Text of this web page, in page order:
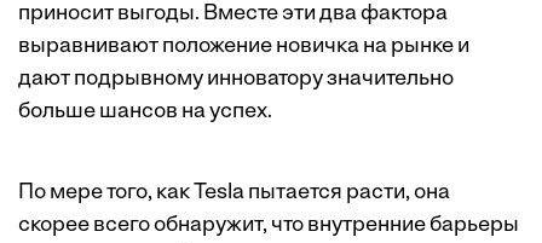
приносит выгоды. Вместе эти два фактора
выравнивают положение новичка на рынке и
дают подрывному инноватору значительно
больше шансов на успех.
По мере того, как Tesla пытается расти, она
скорее всего обнаружит, что внутренние барьеры